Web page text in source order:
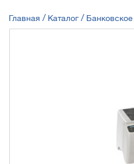
СТРОКА
НАВИГАЦИИ
Главная Каталог